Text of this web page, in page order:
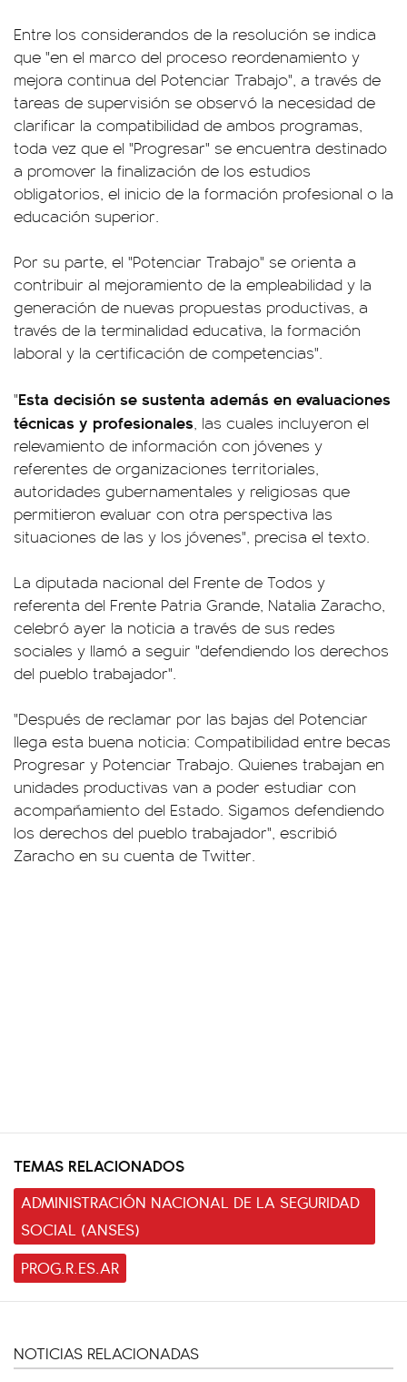
Entre los considerandos de la resolución se indica
que "en el marco del proceso reordenamiento y
mejora continua del Potenciar Trabajo", a través de
tareas de supervisión se observó la necesidad de
clarificar la compatibilidad de ambos programas,
toda vez que el "Progresar" se encuentra destinado
a promover la finalización de los estudios
obligatorios, el inicio de la formación profesional o la
educación superior.
Por su parte, el "Potenciar Trabajo" se orienta a
contribuir al mejoramiento de la empleabilidad y la
generación de nuevas propuestas productivas, a
través de la terminalidad educativa, la formación
laboral y la certificación de competencias".
"Esta decisión se sustenta además en evaluaciones
técnicas y profesionales, las cuales incluyeron el
relevamiento de información con jóvenes y
referentes de organizaciones territoriales,
autoridades gubernamentales y religiosas que
permitieron evaluar con otra perspectiva las
situaciones de las y los jóvenes", precisa el texto.
La diputada nacional del Frente de Todos y
referenta del Frente Patria Grande, Natalia Zaracho,
celebró ayer la noticia a través de sus redes
sociales y llamó a seguir "defendiendo los derechos
del pueblo trabajador".
"Después de reclamar por las bajas del Potenciar
llega esta buena noticia: Compatibilidad entre becas
Progresar y Potenciar Trabajo. Quienes trabajan en
unidades productivas van a poder estudiar con
acompañamiento del Estado. Sigamos defendiendo
los derechos del pueblo trabajador", escribió
Zaracho en su cuenta de Twitter.
TEMAS RELACIONADOS
ADMINISTRACIÓN NACIONAL DE LA SEGURIDAD
SOCIAL (ANSES)
PROG.R.ES.AR
NOTICIAS RELACIONADAS